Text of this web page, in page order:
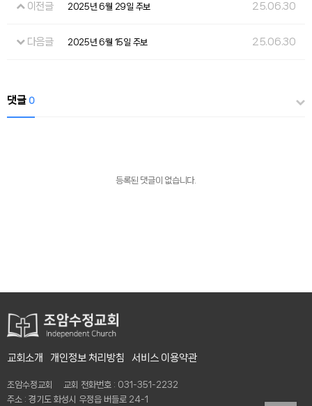
이전글 2025년 6월 29일 주보 25.06.30
다음글 2025년 6월 15일 주보 25.06.30
댓글 0
등록된 댓글이 없습니다.
교회소개 개인정보 처리방침 서비스 이용약관
조암수정교회 교회 전화번호 : 031-351-2232
주소 : 경기도 화성시 우정읍 버들로 24-1